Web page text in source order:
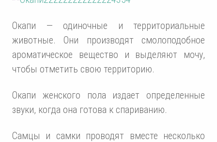
Окапи — одиночные и территориальные
животные. Они производят смолоподобное
ароматическое вещество и выделяют мочу,
чтобы отметить свою территорию.
Окапи женского пола издает определенные
звуки, когда она готова к спариванию.
Самцы и самки проводят вместе несколько